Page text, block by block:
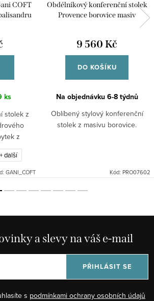
COFT
ks
stolek z
z
+ další
GANI_COFT
Obdélníkový konferenční stolek
Provence borovice masiv
9 560 Kč
DO KOŠÍKU
Na objednávku 6-8 týdnů
Oblíbený stylový konferenční
stolek z masivu borovice.
Kód: PRO07602
a slevy na váš e-mail
s podmínkami ochrany osobních údajů
PŘIHLÁSIT SE